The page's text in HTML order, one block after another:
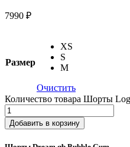
7990 ₽
Размер
XS
S
M
Очистить
Количество товара Шорты
Добавить в корзину